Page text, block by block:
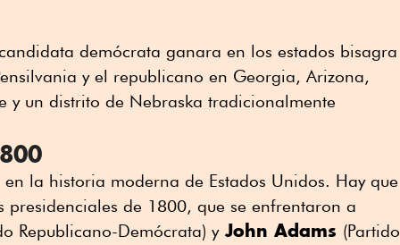
demócrata ganara en los estados bisagra
y el republicano en Georgia, Arizona,
y un distrito de Nebraska tradicionalmente
la historia moderna de Estados Unidos. Hay que
presidenciales de 1800, que se enfrentaron a
Republicano-Demócrata) yJohn Adams (Partido